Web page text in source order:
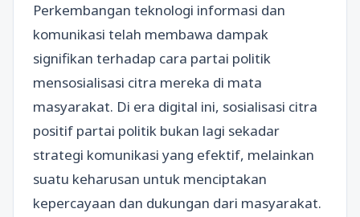
Perkembangan teknologi informasi dan
komunikasi telah membawa dampak
signifikan terhadap cara partai politik
mensosialisasi citra mereka di mata
masyarakat. Di era digital ini, sosialisasi citra
positif partai politik bukan lagi sekadar
strategi komunikasi yang efektif, melainkan
suatu keharusan untuk menciptakan
kepercayaan dan dukungan dari masyarakat.